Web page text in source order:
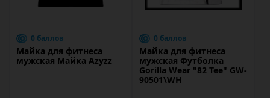
0 баллов
Майка для фитнеса
мужская Майка Azyzz
0 баллов
Майка для фитнеса
мужская Футболка
Gorilla Wear "82 Tee" GW-
90501\WH